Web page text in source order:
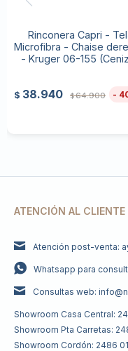
Rinconera Capri -
Microfibra - Chaise
- Kruger 06-155
$ 38.940 $64.900
ATENCIÓN AL CLIENTE
Atención post-venta:
Whatsapp para
Consultas web:
Showroom Casa Central:
Showroom Pta Carretas:
Showroom Cordón: 2486